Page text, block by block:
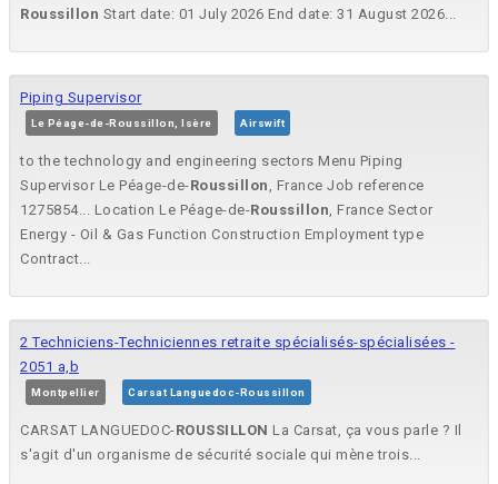
Roussillon Start date: 01 July 2026 End date: 31 August 2026...
Piping Supervisor
Le Péage-de-Roussillon, Isère Airswift
to the technology and engineering sectors Menu Piping
Supervisor Le Péage-de-Roussillon , France Job reference
1275854... Location Le Péage-de-Roussillon, France Sector
Energy - Oil & Gas Function Construction Employment type
Contract...
2 Techniciens-Techniciennes retraite spécialisés-spécialisées -
2051 a,b
Montpellier Carsat Languedoc-Roussillon
CARSAT LANGUEDOC-ROUSSILLON La Carsat, ça vous parle ? Il
s'agit d'un organisme de sécurité sociale qui mène trois...